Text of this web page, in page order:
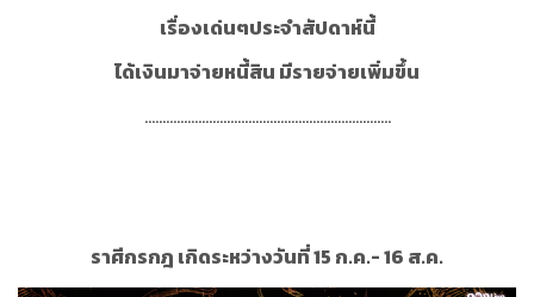
เรื่องเด่นๆประจำสัปดาห์นี้
ได้เงินมาจ่ายหนี้สิน มีรายจ่ายเพิ่มขึ้น
.....................................................................
ราศีกรกฎ เกิดระหว่างวันที่ 15 ก.ค.- 16 ส.ค.